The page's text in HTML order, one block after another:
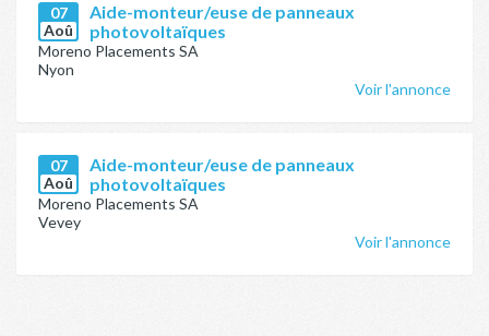
07
Aoû
Aide-monteur/euse de panneaux
photovoltaïques
Moreno Placements SA
Nyon
Voir l'annonce
07
Aoû
Aide-monteur/euse de panneaux
photovoltaïques
Moreno Placements SA
Vevey
Voir l'annonce